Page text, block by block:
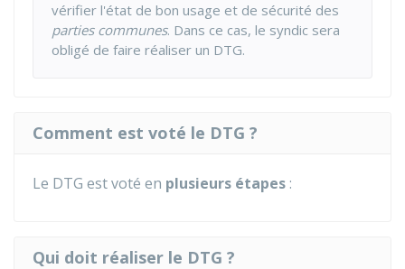
vérifier l'état de bon usage et de sécurité des
parties communes. Dans ce cas, le syndic sera
obligé de faire réaliser un DTG.
Comment est voté le DTG ?
Le DTG est voté en plusieurs étapes :
Qui doit réaliser le DTG ?